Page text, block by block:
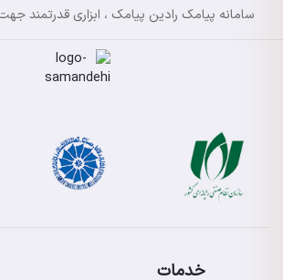
سامانه پیامک رادین پیامک ، ابزاری قدرتمند
خدمات